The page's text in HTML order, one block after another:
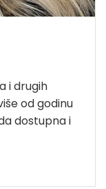
i drugih
od godinu
dostupna i